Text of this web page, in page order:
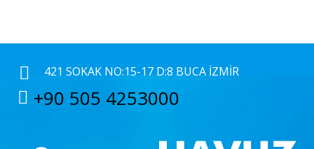
421 SOKAK NO:15-17 D:8 BUCA İZMIR
+90 505 4253000